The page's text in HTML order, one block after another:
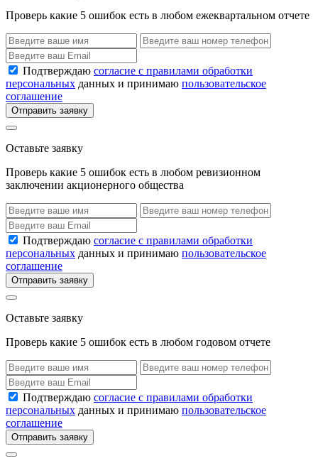
Проверь какие 5 ошибок есть в любом ежеквартальном отчете
Подтверждаю согласие с правилами обработки
персональных данных и принимаю пользовательское
соглашение
Отправить заявку
Оставьте заявку
Проверь какие 5 ошибок есть в любом ревизионном
заключении акционерного общества
Подтверждаю согласие с правилами обработки
персональных данных и принимаю пользовательское
соглашение
Отправить заявку
Оставьте заявку
Проверь какие 5 ошибок есть в любом годовом отчете
Подтверждаю согласие с правилами обработки
персональных данных и принимаю пользовательское
соглашение
Отправить заявку